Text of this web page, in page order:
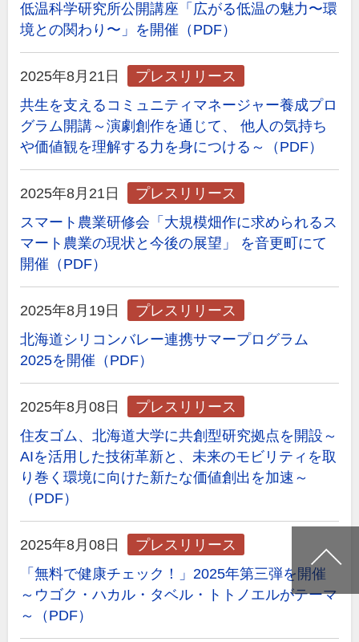
低温科学研究所公開講座「広がる低温の魅力〜環
境との関わり〜」を開催（PDF）
2025年8月21日
プレスリリース
共生を支えるコミュニティマネージャー養成プロ
グラム開講～演劇創作を通じて、 他人の気持ち
や価値観を理解する力を身につける～（PDF）
2025年8月21日
プレスリリース
スマート農業研修会「大規模畑作に求められるス
マート農業の現状と今後の展望」 を音更町にて
開催（PDF）
2025年8月19日
プレスリリース
北海道シリコンバレー連携サマープログラム
2025を開催（PDF）
2025年8月08日
プレスリリース
住友ゴム、北海道大学に共創型研究拠点を開設～
AIを活用した技術革新と、未来のモビリティを取
り巻く環境に向けた新たな価値創出を加速～
（PDF）
2025年8月08日
プレスリリース
「無料で健康チェック！」2025年第三弾を開催
～ウゴク・ハカル・タベル・トトノエルがテーマ
～（PDF）